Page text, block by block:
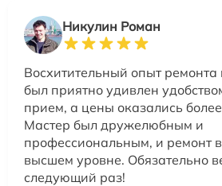
Никулин Роман
Восхитительный опыт
был приятно удивлен
прием, а цены оказались
Мастер был дружелюбным и
профессиональным, и ремонт
высшем уровне. Обязательно
следующий раз!